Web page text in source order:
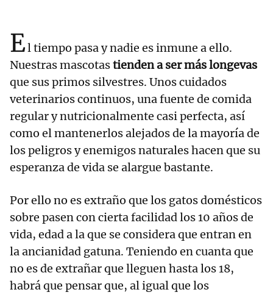
El tiempo pasa y nadie es inmune a ello.
Nuestras mascotastienden a ser más longevas
que sus primos silvestres. Unos cuidados
veterinarios continuos, una fuente de comida
regular y nutricionalmente casi perfecta, así
como el mantenerlos alejados de la mayoría de
los peligros y enemigos naturales hacen que su
esperanza de vida se alargue bastante.
Por ello no es extraño que los gatos domésticos
sobre pasen con cierta facilidad los 10 años de
vida, edad a la que se considera que entran en
la ancianidad gatuna. Teniendo en cuanta que
no es de extrañar que lleguen hasta los 18,
habrá que pensar que, al igual que los